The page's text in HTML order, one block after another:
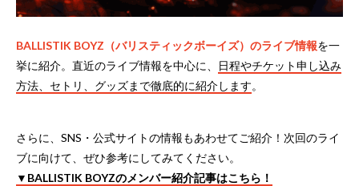
BALLISTIK BOYZ（バリスティックボーイズ）のライブ情報を一
挙に紹介。直近のライブ情報を中心に、
日程やチケット申し込み
方法、セトリ、グッズまで徹底的に紹介します。
さらに、SNS・公式サイトの情報もあわせてご紹介！次回のライ
ブに向けて、ぜひ参考にしてみてください。
▼BALLISTIK BOYZのメンバー紹介記事はこちら！